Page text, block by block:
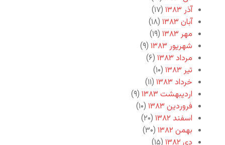
آذر ۱۳۸۳
(۱۷)
آبان ۱۳۸۳
(۱۸)
مهر ۱۳۸۳
(۱۹)
شهریور ۱۳۸۳
(۹)
مرداد ۱۳۸۳
(۶)
تیر ۱۳۸۳
(۱۰)
خرداد ۱۳۸۳
(۱۱)
اردیبهشت ۱۳۸۳
(۹)
فروردین ۱۳۸۳
(۱۰)
اسفند ۱۳۸۲
(۲۰)
بهمن ۱۳۸۲
(۳۰)